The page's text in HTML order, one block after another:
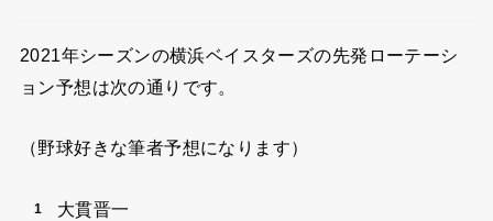
2021年シーズンの横浜ベイスターズの先発ローテーシ
ョン予想は次の通りです。
（野球好きな筆者予想になります）
大貫晋一